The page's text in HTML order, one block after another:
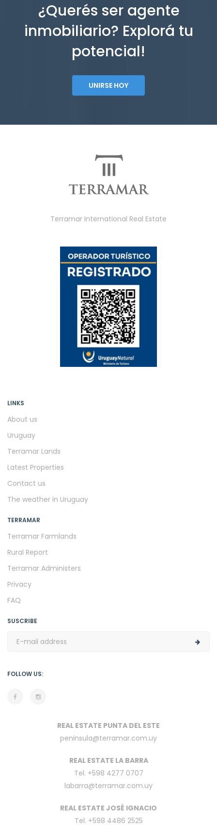
¿Querés ser agente
inmobiliario? Explorá tu
potencial!
UNIRSE HOY
Terramar International Real Estate
LINKS
About us
Uruguay
Terramar Lands
Latest Properties
Contact us
The weather in Uruguay
TERRAMAR
Terramar Farmlands
Rural Report
Terramar Administers
Privacy
FAQ
SUSCRIBE
FOLLOW US:
REAL ESTATE PUNTA DEL ESTE
peninsula@terramar.com.uy
REAL ESTATE LA BARRA
Tel. +598 4277 0707
labarra@terramar.com.uy
REAL ESTATE JOSÉ IGNACIO
Tel. +598 4486 2525